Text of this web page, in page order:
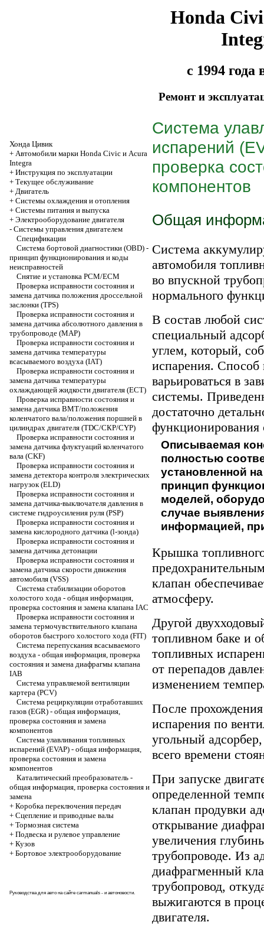
Honda
с 1994 года
Ремонт и
Хонда Цивик
+ Автомобили марки Honda Civic и Acura
Integra
+ Инструкция по эксплуатации
+ Текущее обслуживание
+ Двигатель
+ Системы охлаждения и отопления
+ Системы питания и выпуска
+ Электрооборудование двигателя
- Системы управления двигателем
Спецификации
Система бортовой диагностики (OBD) -
принцип функционирования и коды
неисправностей
Снятие и установка РСМ/ЕСМ
Проверка исправности состояния и
замена датчика положения дроссельной
заслонки (TPS)
Проверка исправности состояния и
замена датчика абсолютного давления в
трубопроводе (МАР)
Проверка исправности состояния и
замена датчика температуры
всасываемого воздуха (IAT)
Проверка исправности состояния и
замена датчика температуры
охлаждающей жидкости двигателя (ЕСТ)
Проверка исправности состояния и
замена датчика ВМТ/положения
коленчатого вала/положения поршней в
цилиндрах двигателя (TDC/СКР/CYP)
Проверка исправности состояния и
замена датчика флуктуаций коленчатого
вала (CKF)
Проверка исправности состояния и
замена детектора контроля электрических
нагрузок (ELD)
Проверка исправности состояния и
замена датчика-выключателя давления в
системе гидроусиления руля (PSP)
Проверка исправности состояния и
замена кислородного датчика (l-зонда)
Проверка исправности состояния и
замена датчика детонации
Проверка исправности состояния и
замена датчика скорости движения
автомобиля (VSS)
Система стабилизации оборотов
холостого хода - общая информация,
проверка состояния и замена клапана IAC
Проверка исправности состояния и
замена термочувствительного клапана
оборотов быстрого холостого хода (FIT)
Система перепускания всасываемого
воздуха - общая информация, проверка
состояния и замена диафрагмы клапана
IAB
Система управляемой вентиляции
картера (PCV)
Система рециркуляции отработавших
газов (EGR) - общая информация,
проверка состояния и замена
компонентов
Система улавливания топливных
испарений (EVAP) - общая информация,
проверка состояния и замена
компонентов
Каталитический преобразователь -
общая информация, проверка состояния и
замена
+ Коробка переключения передач
+ Cцепление и приводные валы
+ Тормозная система
+ Подвеска и рулевое управление
+ Кузов
+ Бортовое электрооборудование
Руководства для авто на сайте carmanuals - и автоновости.
Система
испарений
проверка
компонентов
Общая
Система
автомобиля
во впускной
нормального
В состав любой
специальный
углем, который,
испарения. Способ
варьироваться в
системы.
достаточно
Описываемая
полностью
установленной
принцип
моделей,
случае
информацией,
Крышка
клапан
атмосферу.
Другой
топливном баке и
топливных
от перепадов
изменением
После
испарения по
угольный
всего времени
При запуске
определенной
клапан продувки
открывание
увеличения
трубопроводе. Из
диафрагменный
трубопровод,
выжигаются в
двигателя.